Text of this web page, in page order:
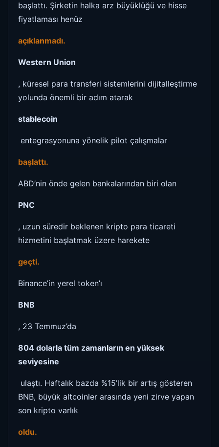
başlattı. Şirketin halka arz büyüklüğü ve hisse
fiyatlaması henüz
açıklanmadı.
Western Union
, küresel para transferi sistemlerini dijitalleştirme
yolunda önemli bir adım atarak
stablecoin
entegrasyonuna yönelik pilot çalışmalar
başlattı.
ABD’nin önde gelen bankalarından biri olan
PNC
, uzun süredir beklenen kripto para ticareti
hizmetini başlatmak üzere harekete
geçti.
Binance’in yerel token’ı
BNB
, 23 Temmuz’da
804 dolarla tüm zamanların en yüksek
seviyesine
ulaştı. Haftalık bazda %15’lik bir artış gösteren
BNB, büyük altcoinler arasında yeni zirve yapan
son kripto varlık
oldu.